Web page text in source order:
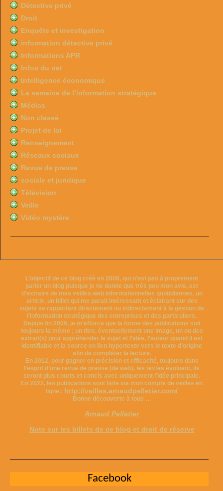
Détective privé
Droit
Enquête et investigation
information détective privé
Informations APR
Infos du net
Intelligence économique
La semaine de l’information stratégique
Médias
Non classé
Projet de loi
Renseignement
Réseaux sociaux
Revue de presse
sociale et juridique
Télévision
Veille
Vidéo mystère
L’objectif de ce blog créé en 2006, qui n’est pas à proprement
parler un blog puisque je ne donne que très peu mon avis, est
d’extraire de mes veilles web informationnelles quotidiennes, un
article, un billet qui me parait intéressant et éclairant sur des
sujets se rapportant directement ou indirectement à la gestion de
l’information stratégique des entreprises et des particuliers.
Depuis fin 2009, je m’efforce que la forme des publications soit
toujours la même ; un titre, éventuellement une image, un ou des
extrait(s) pour appréhender le sujet et l’idée, l’auteur quand il est
identifiable et la source en lien hypertexte vers le texte d’origine
afin de compléter la lecture.
En 2012, pour gagner en précision et efficacité, toujours dans
l’esprit d’une revue de presse (de web), les textes évoluent, ils
seront plus courts et concis avec uniquement l’idée principale.
En 2022, les publications sont faite via mon compte de veilles en
ligne : http://veilles.arnaudpelletier.com/
Bonne découverte à tous …
Arnaud Pelletier
Note sur les billets de ce blog et droit de réserve
Facebook